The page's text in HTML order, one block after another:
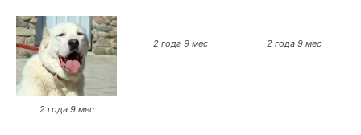
2 года 9 мес
2 года 9 мес 2 года 9 мес